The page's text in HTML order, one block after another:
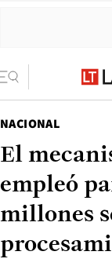
NACIONAL
El
empleó
millones